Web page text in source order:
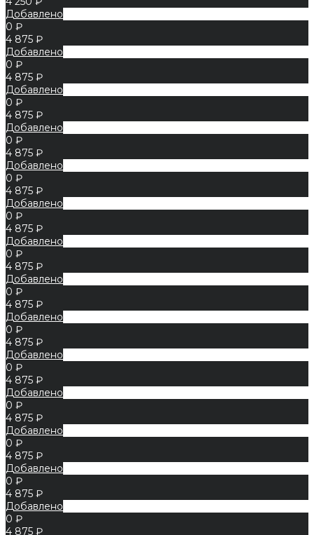
Добавлено
0 ₽
4 875 ₽
Добавлено
0 ₽
4 875 ₽
Добавлено
0 ₽
4 875 ₽
Добавлено
0 ₽
4 875 ₽
Добавлено
0 ₽
4 875 ₽
Добавлено
0 ₽
4 875 ₽
Добавлено
0 ₽
4 875 ₽
Добавлено
0 ₽
4 875 ₽
Добавлено
0 ₽
4 875 ₽
Добавлено
0 ₽
4 875 ₽
Добавлено
0 ₽
4 875 ₽
Добавлено
0 ₽
4 875 ₽
Добавлено
0 ₽
4 875 ₽
Добавлено
0 ₽
4 875 ₽